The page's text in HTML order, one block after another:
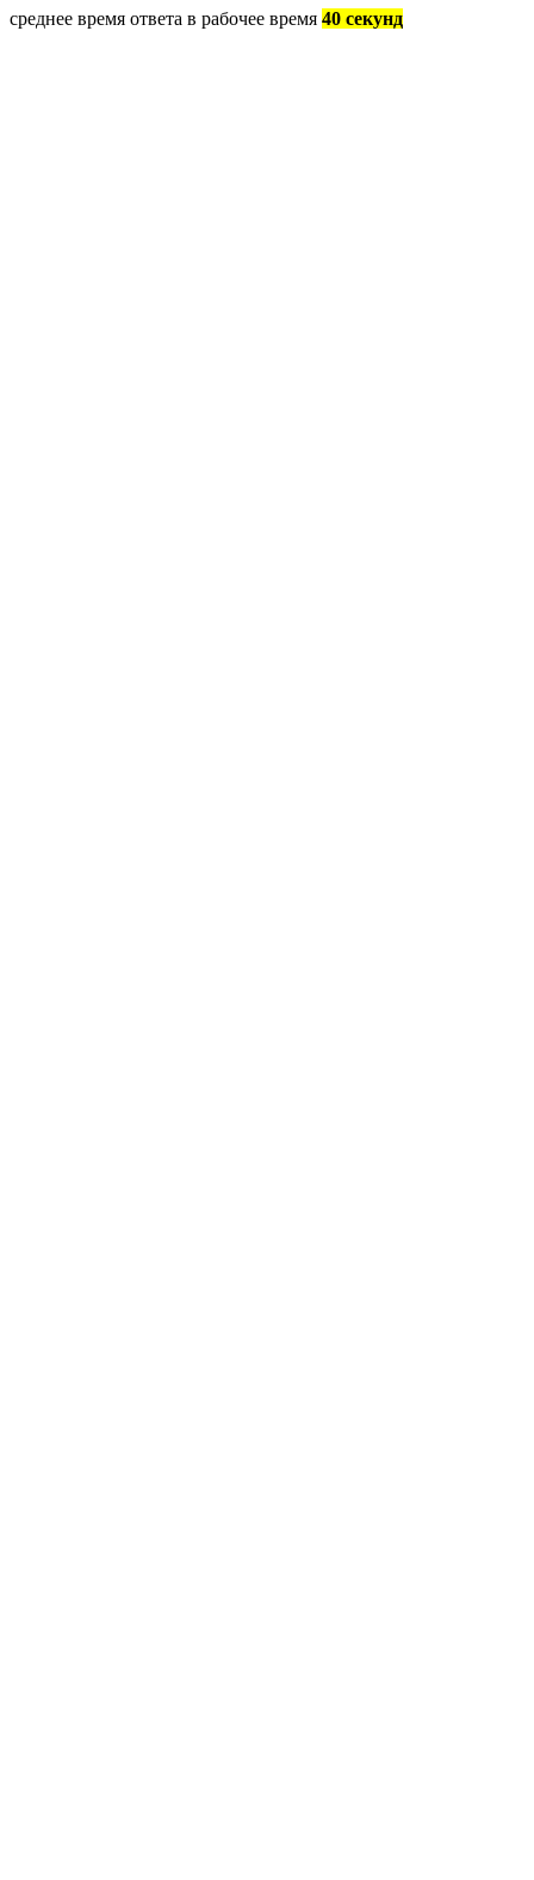
среднее время ответа в рабочее время 40 секунд